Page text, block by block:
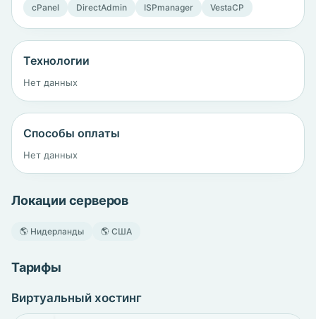
cPanel DirectAdmin ISPmanager VestaCP
Технологии
Нет данных
Способы оплаты
Нет данных
Локации серверов
🌎 Нидерланды 🌎 США
Тарифы
Виртуальный хостинг